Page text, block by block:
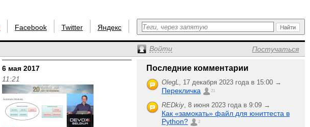
Facebook Twitter Яндекс
Войти Постучаться
6 мая 2017
11:21
Последние комментарии
OlegL, 17 декабря 2023 года в 15:00 →
Перекличка 21
REDkiy, 8 июня 2023 года в 9:09 →
Как «замокать» файл для юниттеста в
Python?
2